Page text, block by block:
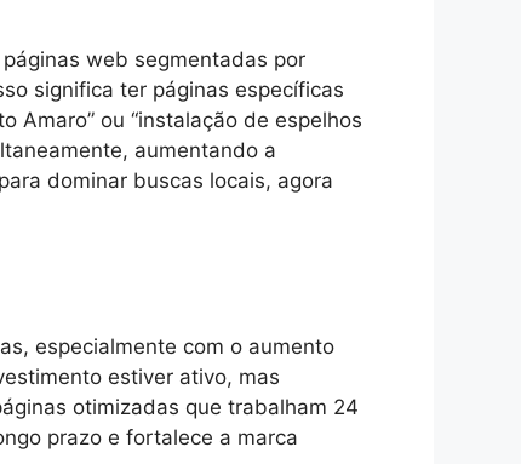
web segmentadas por
significa ter páginas específicas
Amaro” ou “instalação de espelhos
aumentando a
dominar buscas locais, agora
especialmente com o aumento
estiver ativo, mas
otimizadas que trabalham 24
prazo e fortalece a marca